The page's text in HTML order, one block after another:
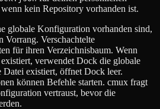
kein Repository vorhanden ist.
globale Konfiguration vorhanden sind,
Vorrang. Verschachtelte
für ihren Verzeichnisbaum. Wenn
verwendet Dock die globale
existiert, öffnet Dock leer.
können Befehle starten. cmux fragt
vertraust, bevor die